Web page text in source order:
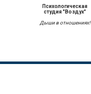
Психологическая
студия "Воздух"
Дыши в отношениях!